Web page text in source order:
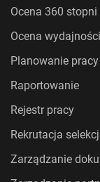
Ocena 360 stopni
Ocena wydajności
Planowanie pracy
Raportowanie
Rejestr pracy
Rekrutacja
Zarządzanie